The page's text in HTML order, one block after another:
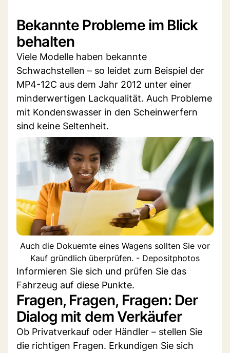
Bekannte Probleme im Blick
behalten
Viele Modelle haben bekannte
Schwachstellen – so leidet zum Beispiel der
MP4-12C aus dem Jahr 2012 unter einer
minderwertigen Lackqualität. Auch Probleme
mit Kondenswasser in den Scheinwerfern
sind keine Seltenheit.
Auch die Dokuemte eines Wagens sollten Sie vor
Kauf gründlich überprüfen. - Depositphotos
Informieren Sie sich und prüfen Sie das
Fahrzeug auf diese Punkte.
Fragen, Fragen, Fragen: Der
Dialog mit dem Verkäufer
Ob Privatverkauf oder Händler – stellen Sie
die richtigen Fragen. Erkundigen Sie sich